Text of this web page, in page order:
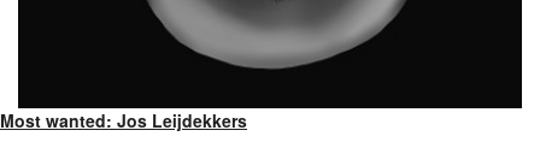
Most wanted: Jos Leijdekkers